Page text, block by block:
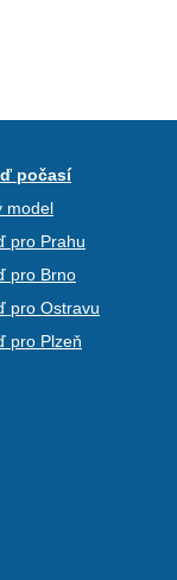
počasí
model
pro Prahu
pro Brno
pro Ostravu
pro Plzeň